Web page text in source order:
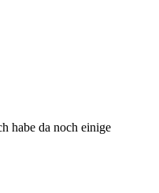
habe da noch einige